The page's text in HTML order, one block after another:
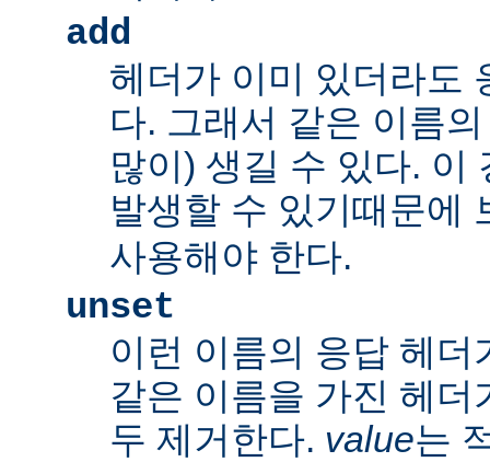
add
헤더가 이미 있더라도
다. 그래서 같은 이름
많이) 생길 수 있다. 이
발생할 수 있기때문에
사용해야 한다.
unset
이런 이름의 응답 헤
같은 이름을 가진 헤
두 제거한다. value는